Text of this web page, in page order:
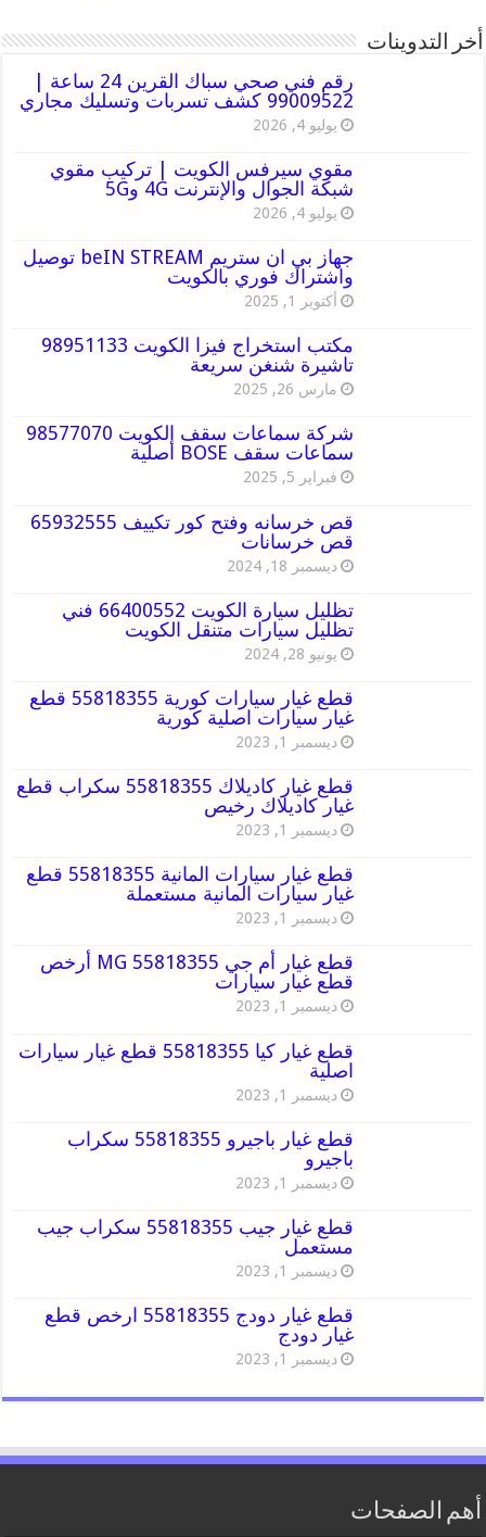
أخر التدوينات
رقم فني صحي سباك القرين 24 ساعة |
99009522 كشف تسربات وتسليك مجاري
يوليو 4, 2026
مقوي سيرفس الكويت | تركيب مقوي
شبكة الجوال والإنترنت 4G و5G
يوليو 4, 2026
جهاز بي ان ستريم beIN STREAM توصيل
واشتراك فوري بالكويت
أكتوبر 1, 2025
مكتب استخراج فيزا الكويت 98951133
تاشيرة شنغن سريعة
مارس 26, 2025
شركة سماعات سقف الكويت 98577070
سماعات سقف BOSE أصلية
فبراير 5, 2025
قص خرسانه وفتح كور تكييف 65932555
قص خرسانات
ديسمبر 18, 2024
تظليل سيارة الكويت 66400552 فني
تظليل سيارات متنقل الكويت
يونيو 28, 2024
قطع غيار سيارات كورية 55818355 قطع
غيار سيارات اصلية كورية
ديسمبر 1, 2023
قطع غيار كاديلاك 55818355 سكراب قطع
غيار كاديلاك رخيص
ديسمبر 1, 2023
قطع غيار سيارات المانية 55818355 قطع
غيار سيارات المانية مستعملة
ديسمبر 1, 2023
قطع غيار أم جي MG 55818355 أرخص
قطع غيار سيارات
ديسمبر 1, 2023
قطع غيار كيا 55818355 قطع غيار سيارات
اصلية
ديسمبر 1, 2023
قطع غيار باجيرو 55818355 سكراب
باجيرو
ديسمبر 1, 2023
قطع غيار جيب 55818355 سكراب جيب
مستعمل
ديسمبر 1, 2023
قطع غيار دودج 55818355 ارخص قطع
غيار دودج
ديسمبر 1, 2023
أهم الصفحات